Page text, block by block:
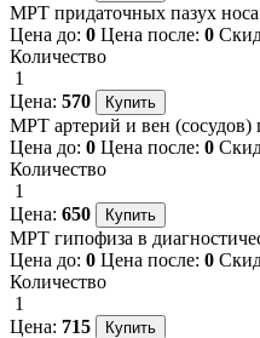
МРТ придаточных пазух носа
Цена до: 0 Цена после: 0
Количество
1
Цена: 570
МРТ артерий и вен (сосудов)
Цена до: 0 Цена после: 0
Количество
1
Цена: 650
МРТ гипофиза в
Цена до: 0 Цена после: 0
Количество
1
Цена: 715